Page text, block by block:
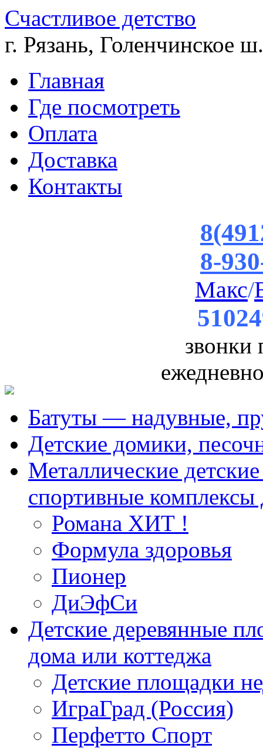
Счастливое детство
г. Рязань, Голенчинское
Главная
Где посмотреть
Оплата
Доставка
Контакты
8-
Макс/
звонки
Батуты — надувные,
Детские домики,
Металлические
спортивные комплексы
Романа ХИТ !
Формула здоровья
Пионер
ДиЭфСи
Детские деревянные
дома или коттеджа
Детские площадки
ИграГрад (Россия)
Перфетто Спорт